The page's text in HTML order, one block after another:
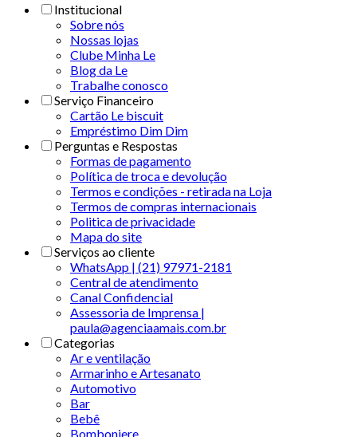
Institucional
Sobre nós
Nossas lojas
Clube Minha Le
Blog da Le
Trabalhe conosco
Serviço Financeiro
Cartão Le biscuit
Empréstimo Dim Dim
Perguntas e Respostas
Formas de pagamento
Política de troca e devolução
Termos e condições - retirada na Loja
Termos de compras internacionais
Politica de privacidade
Mapa do site
Serviços ao cliente
WhatsApp | (21) 97971-2181
Central de atendimento
Canal Confidencial
Assessoria de Imprensa |
paula@agenciaamais.com.br
Categorias
Ar e ventilação
Armarinho e Artesanato
Automotivo
Bar
Bebê
Bomboniere